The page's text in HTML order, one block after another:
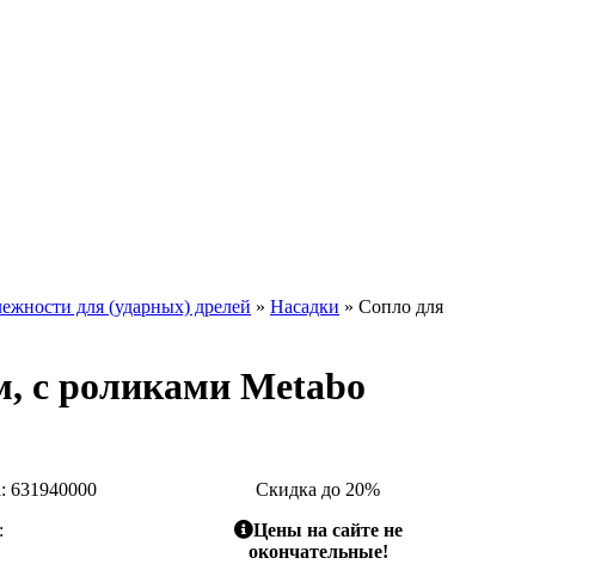
для (ударных) дрелей » Насадки » Сопло для
с роликами Metabo
631940000
Скидка до 20%
Цены на сайте не
окончательные!